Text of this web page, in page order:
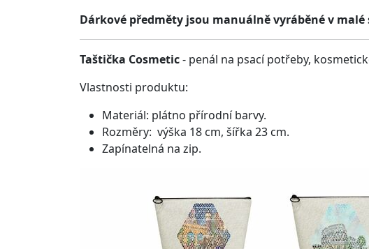
Dárkové předměty jsou manuálně vyráběné v
Taštička Cosmetic- penál na psací potřeby,
Vlastnosti produktu:
Materiál: plátno přírodní barvy.
Rozměry: výška 18 cm, šířka 23 cm.
Zapínatelná na zip.